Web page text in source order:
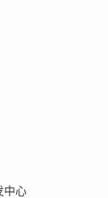
中心